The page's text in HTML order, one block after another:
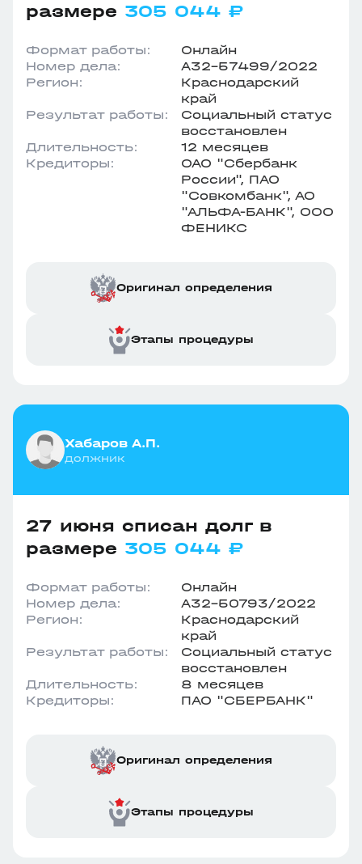
размере 305 044 ₽
Формат работы:
Онлайн
Номер дела:
А32-57499/2022
Регион:
Краснодарский
край
Результат работы:
Социальный статус
восстановлен
Длительность:
12 месяцев
Кредиторы:
ОАО "Сбербанк
России", ПАО
"Совкомбанк", АО
"АЛЬФА-БАНК", ООО
ФЕНИКС
Оригинал определения
Этапы процедуры
Хабаров А.П.
должник
27 июня списан долг в
размере 305 044 ₽
Формат работы:
Онлайн
Номер дела:
А32-50793/2022
Регион:
Краснодарский
край
Результат работы:
Социальный статус
восстановлен
Длительность:
8 месяцев
Кредиторы:
ПАО "СБЕРБАНК"
Оригинал определения
Этапы процедуры